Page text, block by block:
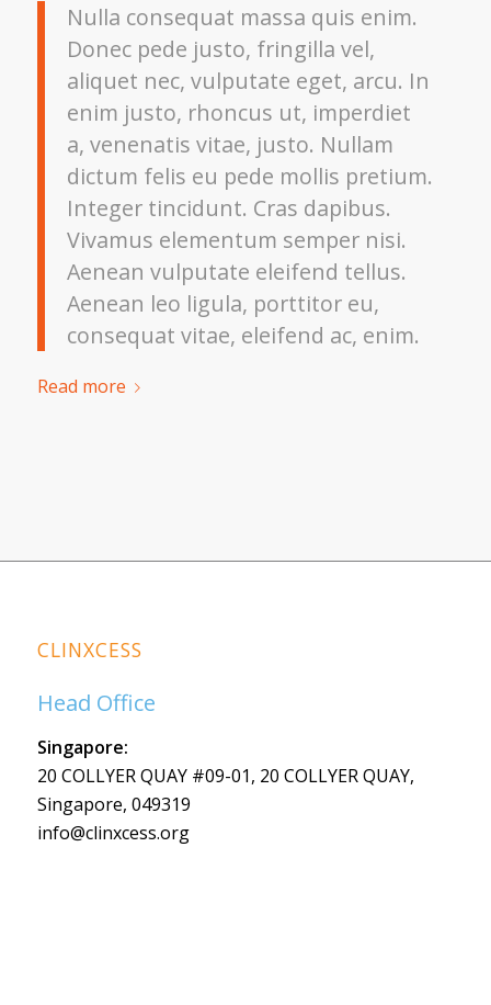
Nulla consequat massa quis enim.
Donec pede justo, fringilla vel,
aliquet nec, vulputate eget, arcu. In
enim justo, rhoncus ut, imperdiet
a, venenatis vitae, justo. Nullam
dictum felis eu pede mollis pretium.
Integer tincidunt. Cras dapibus.
Vivamus elementum semper nisi.
Aenean vulputate eleifend tellus.
Aenean leo ligula, porttitor eu,
consequat vitae, eleifend ac, enim.
Read more
CLINXCESS
Head Office
Singapore:
20 COLLYER QUAY #09-01, 20 COLLYER QUAY,
Singapore, 049319
info@clinxcess.org